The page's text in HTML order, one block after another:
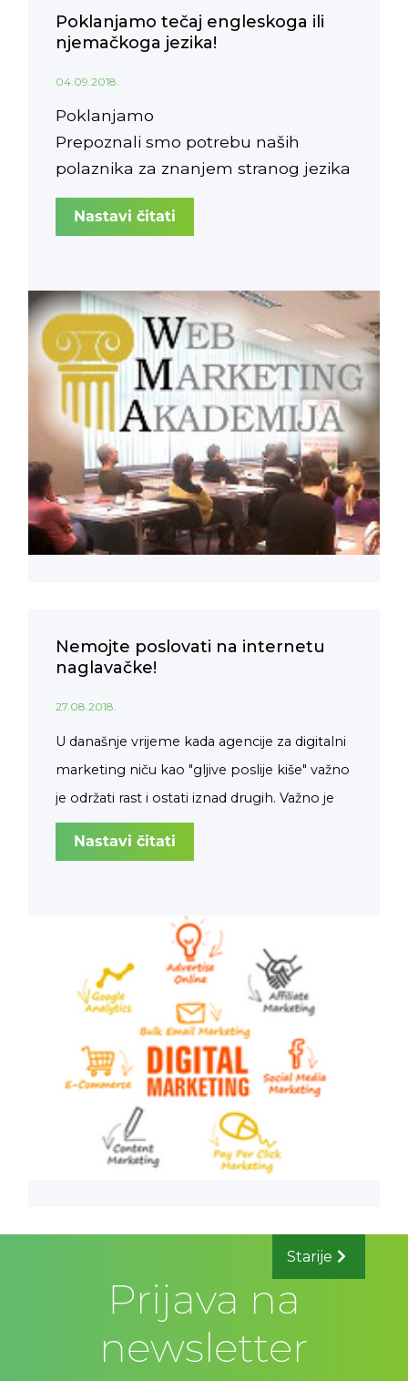
Poklanjamo tečaj engleskoga ili
njemačkoga jezika!
04.09.2018.
Poklanjamo
Prepoznali smo potrebu naših
polaznika za znanjem stranog jezika
te svima koji upišu
Akademijudo 1.10.2018. poklanjamo
Iskoristi ovu jedinstvenu priliku i certificiraj se
za upis u radnu knjižicu sa zvanjem
Specijalist
za digitalni marketing
još ovegodine! Detalje
akcije pročitajte u nastavku teksta.
Nastavi čitati
Nemojte poslovati na internetu
naglavačke!
27.08.2018.
U današnje vrijeme kada agencije za digitalni
marketing niču kao "gljive poslije kiše" važno
je održati rast i ostati iznad drugih. Važno je
imati stručno, obrazovano i certificirano
iz internetskog marketinga.
vašeg poslovanja nudimo školovanje na
Web Marketing Akademijipri čemu
birate predavanja prilagođena predznanju
Vas odnosno Vaših djelatnika.
Nastavi čitati
Starije
Prijava na
newsletter